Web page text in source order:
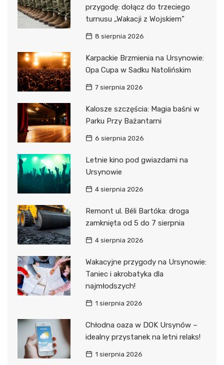
przygodę: dołącz do trzeciego
turnusu „Wakacji z Wojskiem”
8 sierpnia 2026
Karpackie Brzmienia na Ursynowie:
Opa Cupa w Sadku Natolińskim
7 sierpnia 2026
Kalosze szczęścia: Magia baśni w
Parku Przy Bażantarni
6 sierpnia 2026
Letnie kino pod gwiazdami na
Ursynowie
4 sierpnia 2026
Remont ul. Béli Bartóka: droga
zamknięta od 5 do 7 sierpnia
4 sierpnia 2026
Wakacyjne przygody na Ursynowie:
Taniec i akrobatyka dla
najmłodszych!
1 sierpnia 2026
Chłodna oaza w DOK Ursynów –
idealny przystanek na letni relaks!
1 sierpnia 2026